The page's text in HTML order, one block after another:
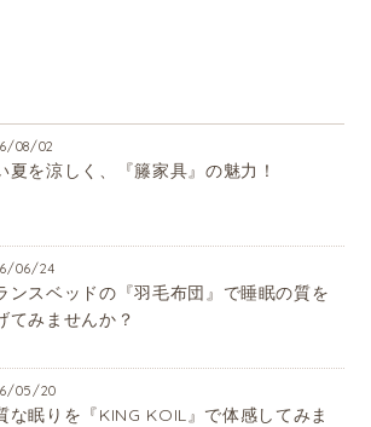
08/02
夏を涼しく、『籐家具』の魅力！
06/24
ンスベッドの『羽毛布団』で睡眠の質を
てみませんか？
05/20
な眠りを『KING KOIL』で体感してみま